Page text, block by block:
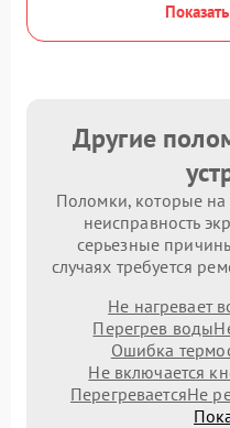
Другие
Поломки, которые
неисправность
серьезные
случаях требуется
Не нагревает
Перегрев воды
Ошибка
Не включается
ПерегреваетсяНе